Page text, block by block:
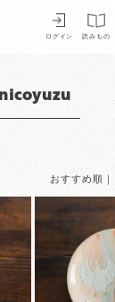
ログイン 読みもの
nicoyuzu
おすすめ順